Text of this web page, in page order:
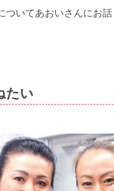
ついてあおいさんにお
たい